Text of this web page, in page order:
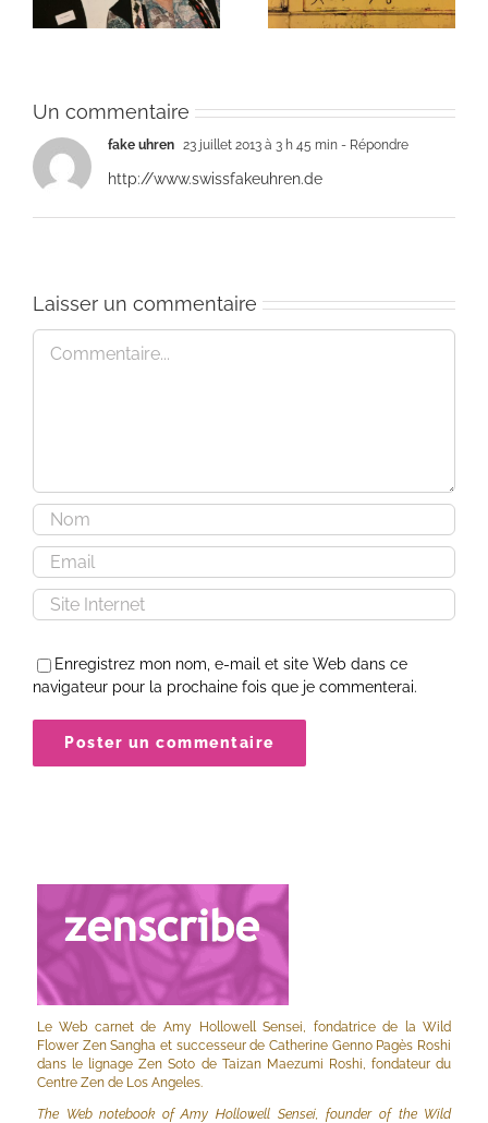
Un commentaire
fake uhren 23 juillet 2013 à 3 h 45 min - Répondre
http://www.swissfakeuhren.de
Laisser un commentaire
Commentaire
Enregistrez mon nom, e-mail et site Web dans ce
navigateur pour la prochaine fois que je commenterai.
Le Web carnet de Amy Hollowell Sensei, fondatrice de la Wild
Flower Zen Sangha et successeur de Catherine Genno Pagès Roshi
dans le lignage Zen Soto de Taizan Maezumi Roshi, fondateur du
Centre Zen de Los Angeles.
The Web notebook of Amy Hollowell Sensei, founder of the Wild